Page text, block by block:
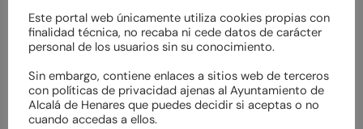
Este portal web únicamente utiliza cookies propias con
finalidad técnica, no recaba ni cede datos de carácter
personal de los usuarios sin su conocimiento.
Sin embargo, contiene enlaces a sitios web de terceros
con políticas de privacidad ajenas al Ayuntamiento de
Alcalá de Henares que puedes decidir si aceptas o no
cuando accedas a ellos.